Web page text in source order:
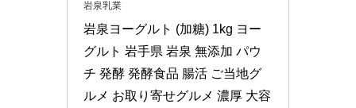
岩泉乳業
岩泉ヨーグルト (加糖) 1kg ヨー
グルト 岩手県 岩泉 無添加 パウ
チ 発酵 発酵食品 腸活 ご当地グ
ルメ お取り寄せグルメ 濃厚 大容